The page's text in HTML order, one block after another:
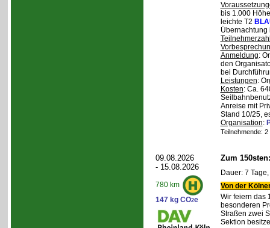
bis 1.000
leichte T2
Übernachtung
Anmeldung:
den
bei
Leistungen:
Kosten: Ca.
Anreise mit
Stand 10/25,
Organisation:
Teilnehmende:
09.08.2026
- 15.08.2026
780 km
147 kg CO2e
Zum
Dauer: 7
Von der
Wir feiern das
besonderen
Straßen zwei
Sektion